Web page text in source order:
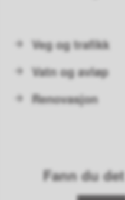
Veg og trafikk
Vatn og avløp
Renovasjon
Fann du